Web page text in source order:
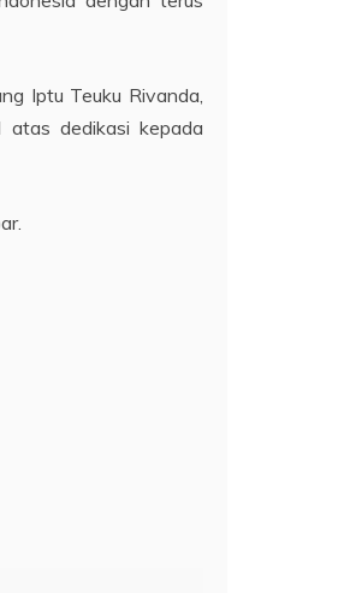
Iptu Teuku Rivanda,
dedikasi kepada